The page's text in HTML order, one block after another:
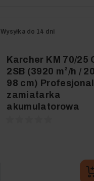
Wysyłka do 14 dni
Karcher KM 70/25
2SB (3920 m²/h /
98 cm)
zamiatarka
akumulatorowa